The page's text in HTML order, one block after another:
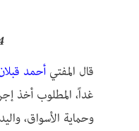
قال المفتي أحمد
غداً، المطلوب أخذ
وحماية الأسواق، واليد